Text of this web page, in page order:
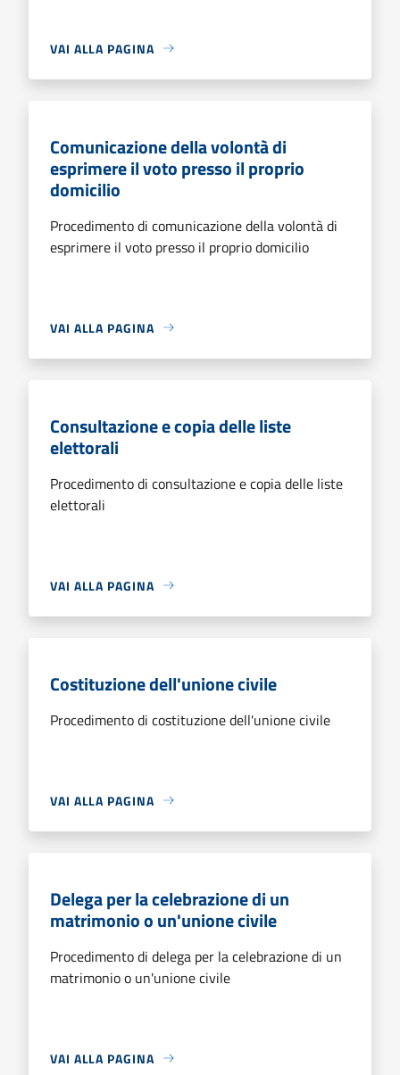
VAI ALLA PAGINA
Comunicazione della volontà di
esprimere il voto presso il proprio
domicilio
Procedimento di comunicazione della volontà di
esprimere il voto presso il proprio domicilio
VAI ALLA PAGINA
Consultazione e copia delle liste
elettorali
Procedimento di consultazione e copia delle liste
elettorali
VAI ALLA PAGINA
Costituzione dell'unione civile
Procedimento di costituzione dell'unione civile
VAI ALLA PAGINA
Delega per la celebrazione di un
matrimonio o un'unione civile
Procedimento di delega per la celebrazione di un
matrimonio o un'unione civile
VAI ALLA PAGINA